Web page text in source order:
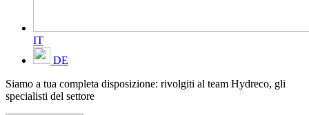
IT
DE
Siamo a tua completa disposizione: rivolgiti al team Hydreco, gli
specialisti del settore